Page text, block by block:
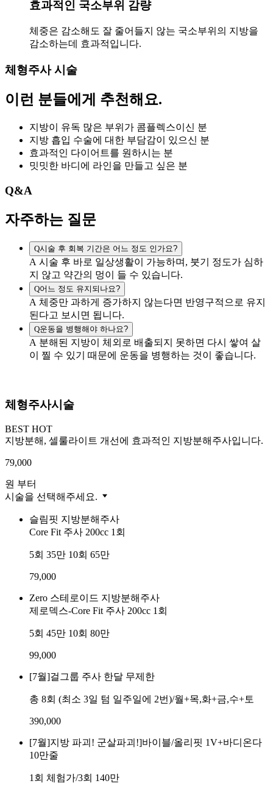
효과적인 국소부위 감량
체중은 감소해도 잘 줄어들지 않는 국소부위의 지방을
감소하는데 효과적입니다.
체형주사 시술
이런 분들에게 추천해요.
지방이 유독 많은 부위가 콤플렉스이신 분
지방 흡입 수술에 대한 부담감이 있으신 분
효과적인 다이어트를 원하시는 분
밋밋한 바디에 라인을 만들고 싶은 분
Q&A
자주하는 질문
Q시술 후 회복 기간은 어느 정도 인가요?
A 시술 후 바로 일상생활이 가능하며, 붓기 정도가 심하
지 않고 약간의 멍이 들 수 있습니다.
Q어느 정도 유지되나요?
A 체중만 과하게 증가하지 않는다면 반영구적으로 유지
된다고 보시면 됩니다.
Q운동을 병행해야 하나요?
A 분해된 지방이 체외로 배출되지 못하면 다시 쌓여 살
이 찔 수 있기 때문에 운동을 병행하는 것이 좋습니다.
체형주사시술
BEST HOT
지방분해, 셀룰라이트 개선에 효과적인 지방분해주사입니다.
79,000
원 부터
시술을 선택해주세요.
슬림핏 지방분해주사
Core Fit 주사 200cc 1회
5회 35만 10회 65만
79,000
Zero 스테로이드 지방분해주사
제로덱스-Core Fit 주사 200cc 1회
5회 45만 10회 80만
99,000
[7월]걸그룹 주사 한달 무제한
총 8회 (최소 3일 텀 일주일에 2번)/월+목,화+금,수+토
390,000
[7월]지방 파괴! 군살파괴!]바이블/올리핏 1V+바디온다
10만줄
1회 체험가/3회 140만